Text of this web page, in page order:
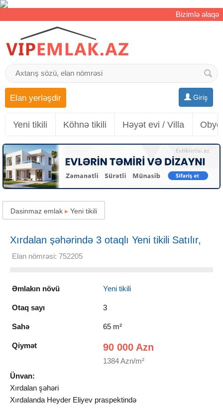
Bizimlə əlaqə
Giriş
Elan yerləşdir
Yeni tikili Köhnə tikili Həyət evi / Villa
Dasinmaz emlak ▸ Yeni tikili
Xırdalan şəhərində 3 otaqlı Yeni tikili Satılır,
65 m²
Elan nömrəsi: 752205
Əmlakın növü Yeni tikili
Otaq sayı 3
Sahə 65 m²
Qiymət 90 000 Azn
1384 Azn/m²
Ünvan:
Xırdalan şəhəri
Xırdalanda Heyder Eliyev praspektində